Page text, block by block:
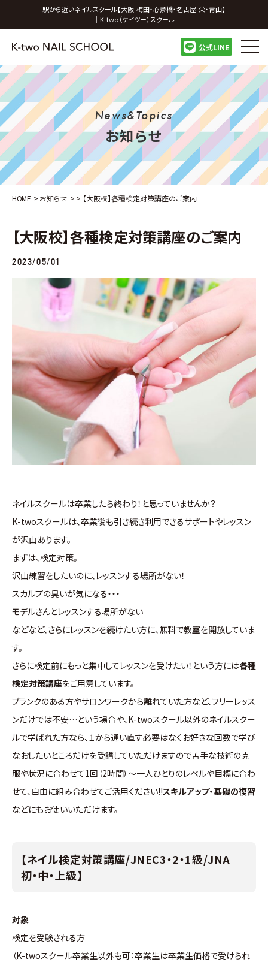
駅から近いネイルスクール【大阪-梅田・心斎橋・名古屋-栄・青山】
｜K-two（ケイツー）スクール
公式LINE
News&Topics
お知らせ
HOME > お知らせ > > 【大阪校】各種検定対策講座のご案内
【大阪校】各種検定対策講座のご案内
2023/05/01
ネイルスクールは卒業したら終わり！と思っていませんか？
K-twoスクールは、卒業後も引き続き利用できるサポートやレッスン
が沢山あります。
まずは、検定対策。
沢山練習をしたいのに、レッスンする場所がない！
スカルプの臭いが気になる・・・
モデルさんとレッスンする場所がない
などなど、さらにレッスンを続けたい方に、無料で教室を開放していま
す。
さらに検定前にもっと集中してレッスンを受けたい！という方には各種
検定対策講座をご用意しています。
ブランクのある方やサロンワークから離れていた方など、フリーレッス
ンだけでは不安…という場合や、K-twoスクール以外のネイルスクー
ルで学ばれた方なら、１から通い直す必要はなくお好きな回数で学び
なおしたいところだけを受講していただけますので苦手な技術の克
服や状況に合わせて1回（2時間）～一人ひとりのレベルや目標に合わ
せて、自由に組み合わせてご活用ください!!スキルアップ・基礎の復習
などにもお使いいただけます。
【ネイル検定対策講座/JNEC3・2・1級/JNA
初・中・上級】
対象
検定を受験される方
（K-twoスクール卒業生以外も可：卒業生は卒業生価格で受けられ